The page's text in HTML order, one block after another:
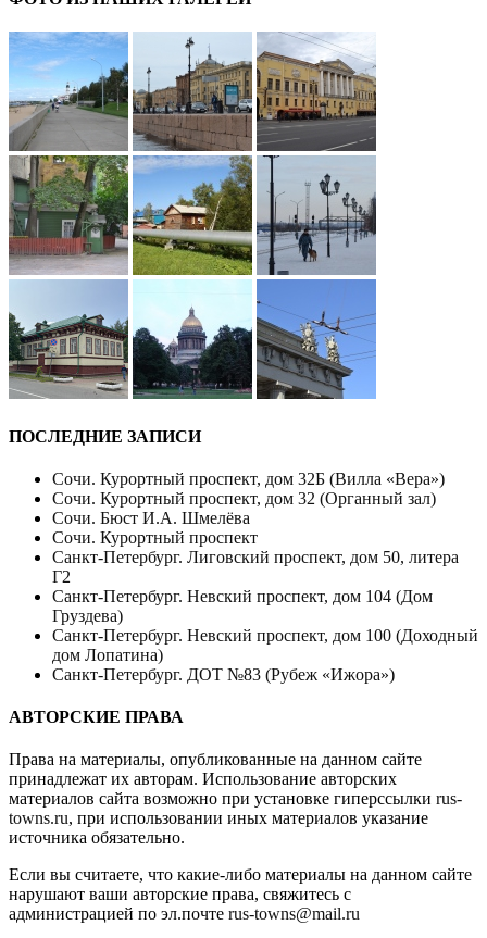
ПОСЛЕДНИЕ ЗАПИСИ
Сочи. Курортный проспект, дом 32Б (Вилла «Вера»)
Сочи. Курортный проспект, дом 32 (Органный зал)
Сочи. Бюст И.А. Шмелёва
Сочи. Курортный проспект
Санкт-Петербург. Лиговский проспект, дом 50, литера
Г2
Санкт-Петербург. Невский проспект, дом 104 (Дом
Груздева)
Санкт-Петербург. Невский проспект, дом 100 (Доходный
дом Лопатина)
Санкт-Петербург. ДОТ №83 (Рубеж «Ижора»)
АВТОРСКИЕ ПРАВА
Права на материалы, опубликованные на данном сайте
принадлежат их авторам. Использование авторских
материалов сайта возможно при установке гиперссылки rus-
towns.ru, при использовании иных материалов указание
источника обязательно.
Если вы считаете, что какие-либо материалы на данном сайте
нарушают ваши авторские права, свяжитесь с
администрацией по эл.почте rus-towns@mail.ru